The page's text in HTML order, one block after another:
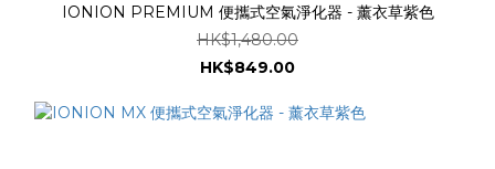
IONION PREMIUM 便攜式空氣淨化器 - 薰衣草紫色
HK$1,480.00
HK$849.00